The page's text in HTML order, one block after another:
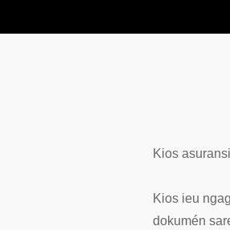
Kios
Kios ieu
dokumén